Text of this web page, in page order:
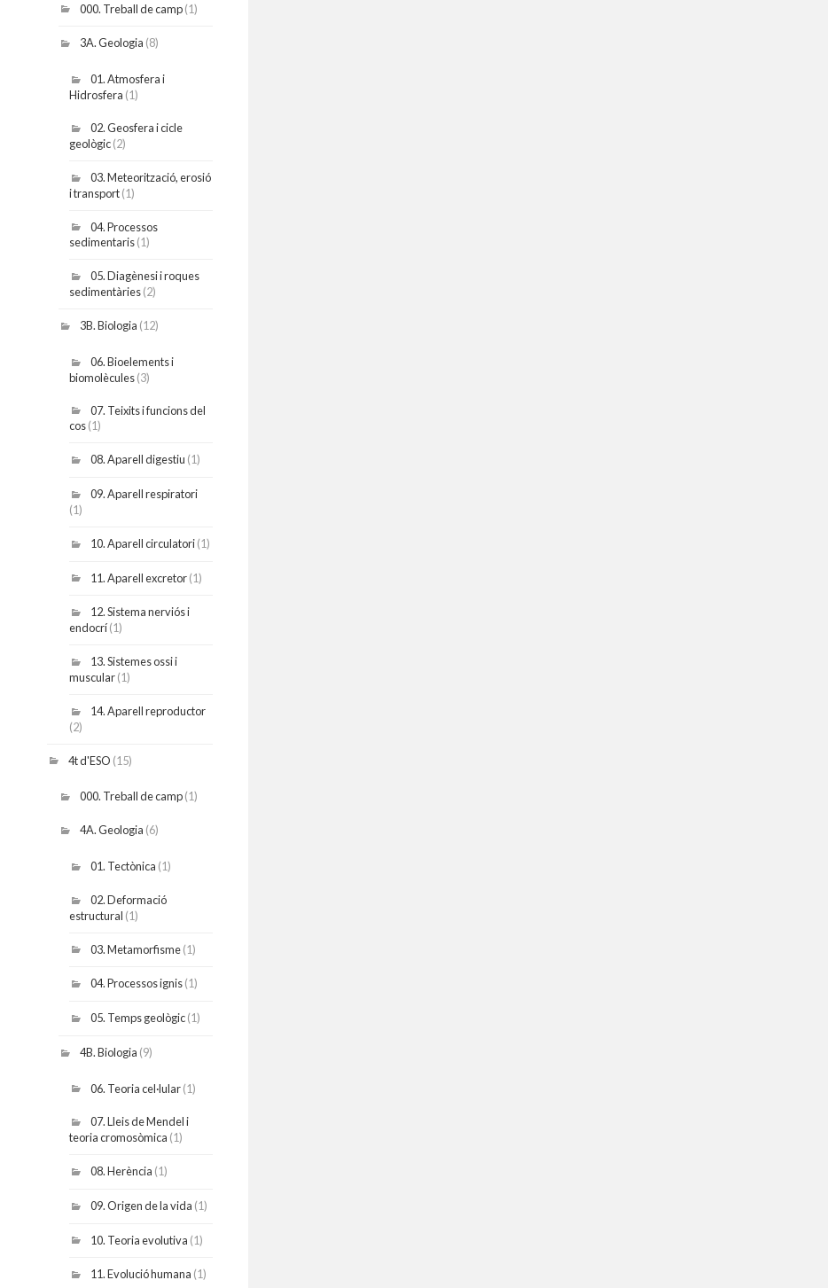
000. Treball de camp(1)
3A. Geologia (8)
01. Atmosfera i
Hidrosfera (1)
02. Geosfera i cicle
geològic(2)
03. Meteorització, erosió
i transport(1)
04. Processos
sedimentaris(1)
05. Diagènesi i roques
sedimentàries(2)
3B. Biologia (12)
06. Bioelements i
biomolècules(3)
07. Teixits i funcions del
cos(1)
08. Aparell digestiu (1)
09. Aparell respiratori
(1)
10. Aparell circulatori(1)
11. Aparell excretor(1)
12. Sistema nerviós i
endocrí(1)
13. Sistemes ossi i
muscular(1)
14. Aparell reproductor
(2)
4t d'ESO (15)
000. Treball de camp(1)
4A. Geologia (6)
01. Tectònica (1)
02. Deformació
estructural (1)
03. Metamorfisme(1)
04. Processos ignis(1)
05. Temps geològic(1)
4B. Biologia (9)
06. Teoria cel·lular(1)
07. Lleis de Mendel i
teoria cromosòmica (1)
08. Herència (1)
09. Origen de la vida (1)
10. Teoria evolutiva (1)
11. Evolució humana (1)